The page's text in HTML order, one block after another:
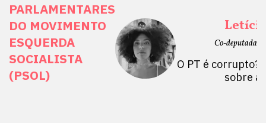
PARLAMENTARES
DO MOVIMENTO
ESQUERDA
SOCIALISTA
(PSOL)
Direitos
do Sul, SP)
Mulheres por +
Público abre
Co-deputada
O PT é corrupto?
sobre a